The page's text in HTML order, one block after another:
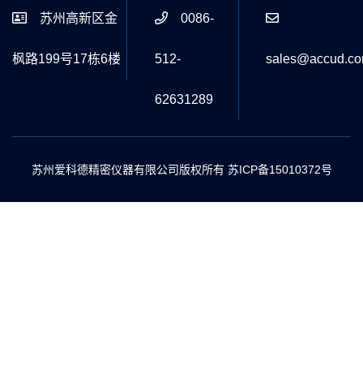
苏州高新区金
枫路199号17栋6楼
0086-
512-
62631289
苏州爱科德精密仪器有限公司版权所有 苏ICP备15010372号